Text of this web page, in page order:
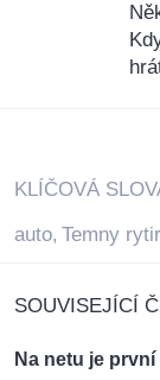
KLÍČOVÁ
auto, Temny rytir
SOUVISEJÍCÍ
Na netu je